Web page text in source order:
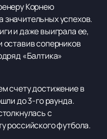
Корнею
успехов.
и даже выиграла ее,
оставив соперников
«Балтика»
счету достижение в
до 3-го раунда.
с
российского футбола.